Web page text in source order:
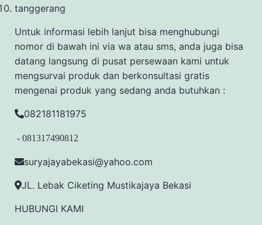
tanggerang
Untuk informasi lebih lanjut bisa menghubungi
nomor di bawah ini via wa atau sms, anda juga bisa
datang langsung di pusat persewaan kami untuk
mengsurvai produk dan berkonsultasi gratis
mengenai produk yang sedang anda butuhkan :
082181181975
- 081317490812
suryajayabekasi@yahoo.com
JL. Lebak Ciketing Mustikajaya Bekasi
HUBUNGI KAMI